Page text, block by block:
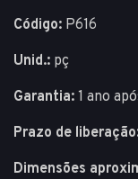
Código: P616
Unid.: pç
Garantia: 1 ano
Prazo de
Dimensões